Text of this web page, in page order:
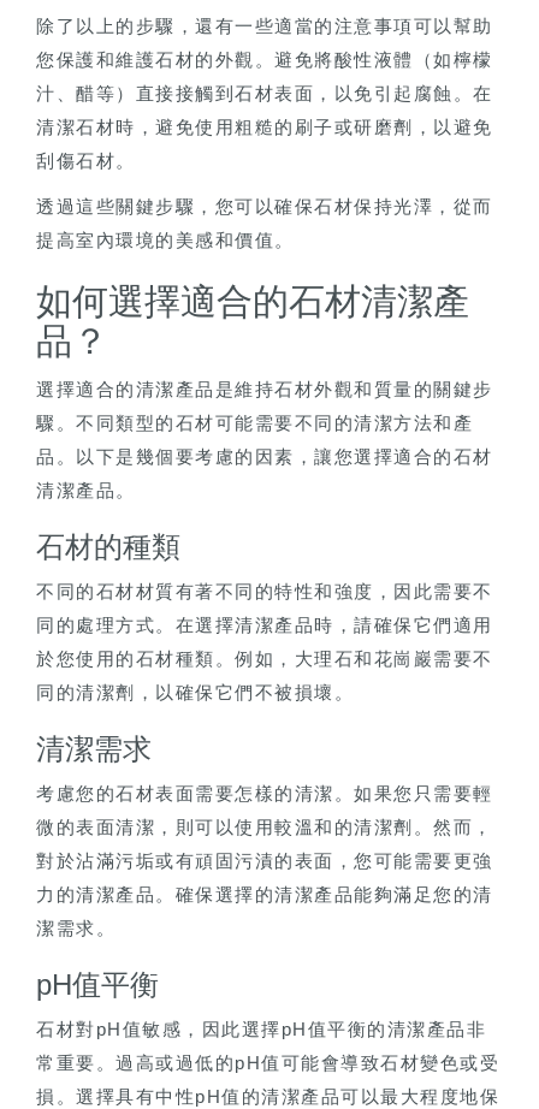
除了以上的步驟，還有一些適當的注意事項可以幫助
您保護和維護石材的外觀。避免將酸性液體（如檸檬
汁、醋等）直接接觸到石材表面，以免引起腐蝕。在
清潔石材時，避免使用粗糙的刷子或研磨劑，以避免
刮傷石材。
透過這些關鍵步驟，您可以確保石材保持光澤，從而
提高室內環境的美感和價值。
如何選擇適合的石材清潔產
品？
選擇適合的清潔產品是維持石材外觀和質量的關鍵步
驟。不同類型的石材可能需要不同的清潔方法和產
品。以下是幾個要考慮的因素，讓您選擇適合的石材
清潔產品。
石材的種類
不同的石材材質有著不同的特性和強度，因此需要不
同的處理方式。在選擇清潔產品時，請確保它們適用
於您使用的石材種類。例如，大理石和花崗巖需要不
同的清潔劑，以確保它們不被損壞。
清潔需求
考慮您的石材表面需要怎樣的清潔。如果您只需要輕
微的表面清潔，則可以使用較溫和的清潔劑。然而，
對於沾滿污垢或有頑固污漬的表面，您可能需要更強
力的清潔產品。確保選擇的清潔產品能夠滿足您的清
潔需求。
pH值平衡
石材對pH值敏感，因此選擇pH值平衡的清潔產品非
常重要。過高或過低的pH值可能會導致石材變色或受
損。選擇具有中性pH值的清潔產品可以最大程度地保